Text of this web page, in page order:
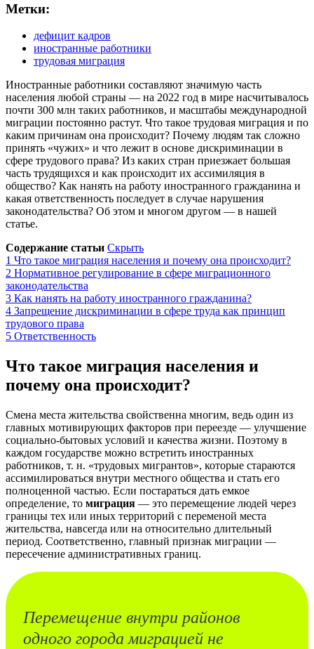
Метки:
дефицит кадров
иностранные работники
трудовая миграция
Иностранные работники составляют значимую часть
населения любой страны — на 2022 год в мире насчитывалось
почти 300 млн таких работников, и масштабы международной
миграции постоянно растут. Что такое трудовая миграция и по
каким причинам она происходит? Почему людям так сложно
принять «чужих» и что лежит в основе дискриминации в
сфере трудового права? Из каких стран приезжает большая
часть трудящихся и как происходит их ассимиляция в
общество? Как нанять на работу иностранного гражданина и
какая ответственность последует в случае нарушения
законодательства? Об этом и многом другом — в нашей
статье.
Содержание статьи Скрыть
1 Что такое миграция населения и почему она происходит?
2 Нормативное регулирование в сфере миграционного
законодательства
3 Как нанять на работу иностранного гражданина?
4 Запрещение дискриминации в сфере труда как принцип
трудового права
5 Ответственность
Что такое миграция населения и
почему она происходит?
Смена места жительства свойственна многим, ведь один из
главных мотивирующих факторов при переезде — улучшение
социально-бытовых условий и качества жизни. Поэтому в
каждом государстве можно встретить иностранных
работников, т. н. «трудовых мигрантов», которые стараются
ассимилироваться внутри местного общества и стать его
полноценной частью. Если постараться дать емкое
определение, то миграция — это перемещение людей через
границы тех или иных территорий с переменой места
жительства, навсегда или на относительно длительный
период. Соответственно, главный признак миграции —
пересечение административных границ.
Перемещение внутри районов
одного города миграцией не